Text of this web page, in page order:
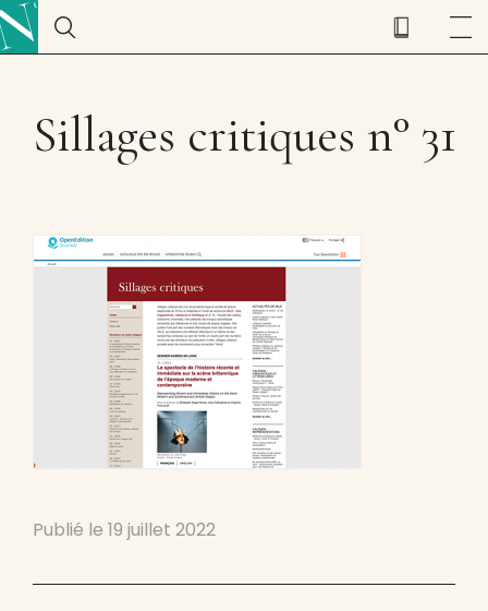
Sillages critiques n° 31
Publié le 19 juillet 2022